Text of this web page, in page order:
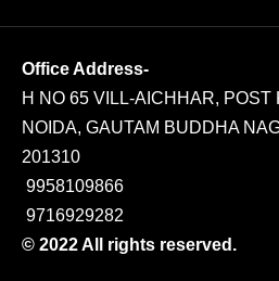
Office Address-
H NO 65 VILL-AICHHAR, POST
NOIDA, GAUTAM BUDDHA
201310
9958109866
9716929282
© 2022 All rights reserved.